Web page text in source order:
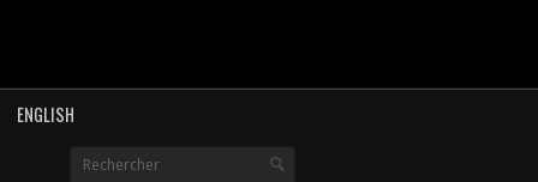
ENGLISH